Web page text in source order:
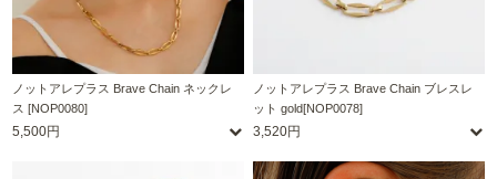
ノットアレプラス Brave Chain ネックレ
ス [NOP0080]
5,500円
ノットアレプラス Brave Chain ブレスレ
ット gold[NOP0078]
3,520円